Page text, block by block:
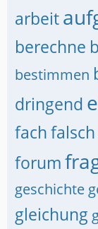
arbeit
berechne
bestimmen
dringend
fachfalsch
forum
geschichte
gleichung